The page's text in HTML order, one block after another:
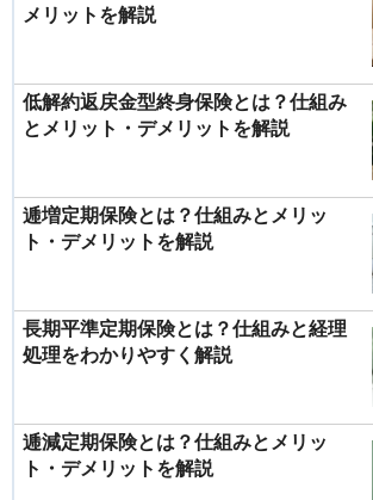
メリットを解説
低解約返戻金型終身保険とは？仕組み
とメリット・デメリットを解説
逓増定期保険とは？仕組みとメリッ
ト・デメリットを解説
長期平準定期保険とは？仕組みと経理
処理をわかりやすく解説
逓減定期保険とは？仕組みとメリッ
ト・デメリットを解説